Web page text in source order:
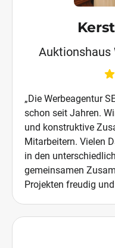
Auktionshaus
„Die Werbeagentur
schon seit Jahren.
und konstruktive
Mitarbeitern. Vielen
in den
gemeinsamen
Projekten freudig